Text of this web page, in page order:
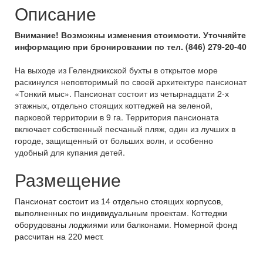
Описание
Внимание! Возможны изменения стоимости. Уточняйте
информацию при бронировании по тел. (846) 279-20-40
На выходе из Геленджикской бухты в открытое море
раскинулся неповторимый по своей архитектуре пансионат
«Тонкий мыс». Пансионат состоит из четырнадцати 2-х
этажных, отдельно стоящих коттеджей на зеленой,
парковой территории в 9 га. Территория пансионата
включает собственный песчаный пляж, один из лучших в
городе, защищенный от больших волн, и особенно
удобный для купания детей.
Размещение
Пансионат состоит из 14 отдельно стоящих корпусов,
выполненных по индивидуальным проектам. Коттеджи
оборудованы лоджиями или балконами. Номерной фонд
рассчитан на 220 мест.